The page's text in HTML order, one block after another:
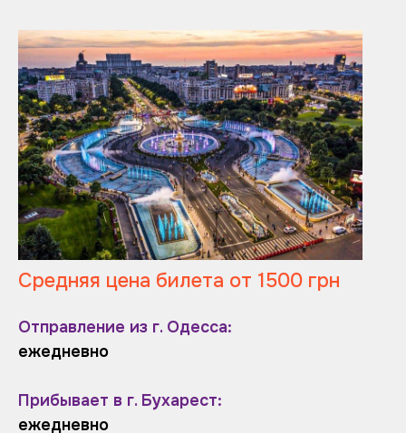
Средняя цена билета от 1500 грн
Отправление из г. Одесса:
ежедневно
Прибывает в г. Бухарест:
ежедневно